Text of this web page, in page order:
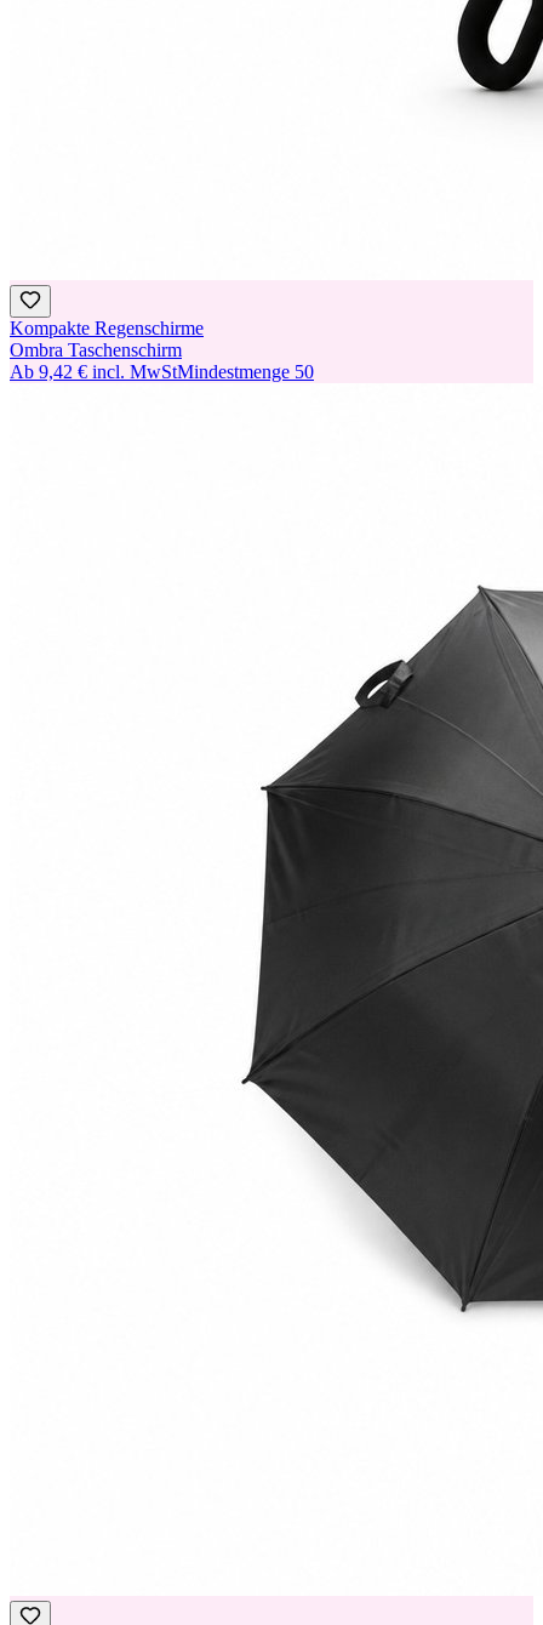
Kompakte Regenschirme
Ombra Taschenschirm
Ab 9,42 € incl. MwStMindestmenge 50